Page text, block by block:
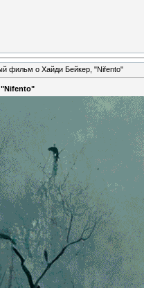
фильм о Хайди Бейкер, "Nifento"